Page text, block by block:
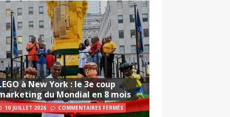
à New York : le 3e coup
du Mondial en 8 mois
10 JUILLET 2026 COMMENTAIRES FERMÉS